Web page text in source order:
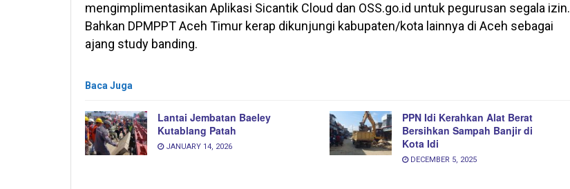
mengimplimentasikan Aplikasi Sicantik Cloud dan OSS.go.id untuk pegurusan segala izin.
Bahkan DPMPPT Aceh Timur kerap dikunjungi kabupaten/kota lainnya di Aceh sebagai
ajang study banding.
Baca Juga
Lantai Jembatan Baeley
Kutablang Patah
JANUARY 14, 2026
PPN Idi Kerahkan Alat Berat
Bersihkan Sampah Banjir di
Kota Idi
DECEMBER 5, 2025